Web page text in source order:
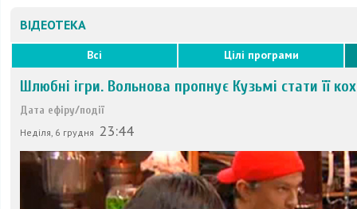
ВІДЕОТЕКА
Всі Цілі програми
Шлюбні ігри. Вольнова пропнує Кузьмі стати її
Дата ефіру/події
Неділя, 6 грудня 23:44